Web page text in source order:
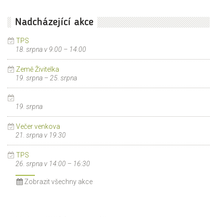
Nadcházející akce
TPS
18. srpna v 9:00 – 14:00
Země Živitelka
19. srpna – 25. srpna
19. srpna
Večer venkova
21. srpna v 19:30
TPS
26. srpna v 14:00 – 16:30
Zobrazit všechny akce